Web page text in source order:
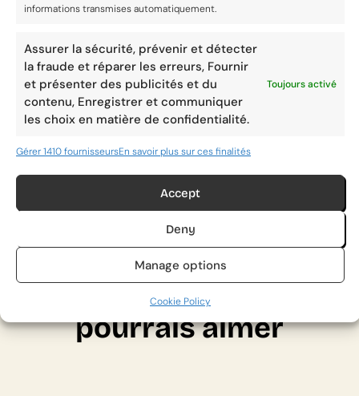
informations transmises automatiquement.
Assurer la sécurité, prévenir et détecter
la fraude et réparer les erreurs, Fournir
et présenter des publicités et du
contenu, Enregistrer et communiquer
les choix en matière de confidentialité.
Toujours activé
Gérer 1410 fournisseursEn savoir plus sur ces finalités
Accept
Deny
Manage options
Cookie Policy
D'autres recettes que tu
pourrais aimer